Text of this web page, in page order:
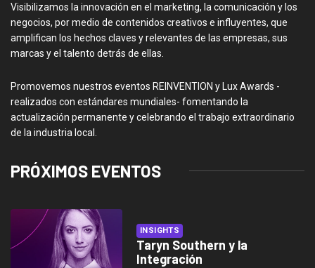
Visibilizamos la innovación en el marketing, la comunicación y los
negocios, por medio de contenidos creativos e influyentes, que
amplifican los hechos claves y relevantes de las empresas, sus
marcas y el talento detrás de ellas.
Promovemos nuestros eventos REINVENTION y Lux Awards -
realizados con estándares mundiales- fomentando la
actualización permanente y celebrando el trabajo extraordinario
de la industria local.
PRÓXIMOS EVENTOS
INSIGHTS
Taryn Southern y la
Integración